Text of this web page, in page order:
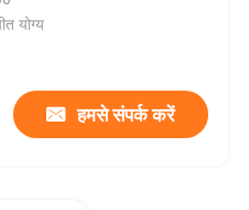
योग्य
हमसे संपर्क करें